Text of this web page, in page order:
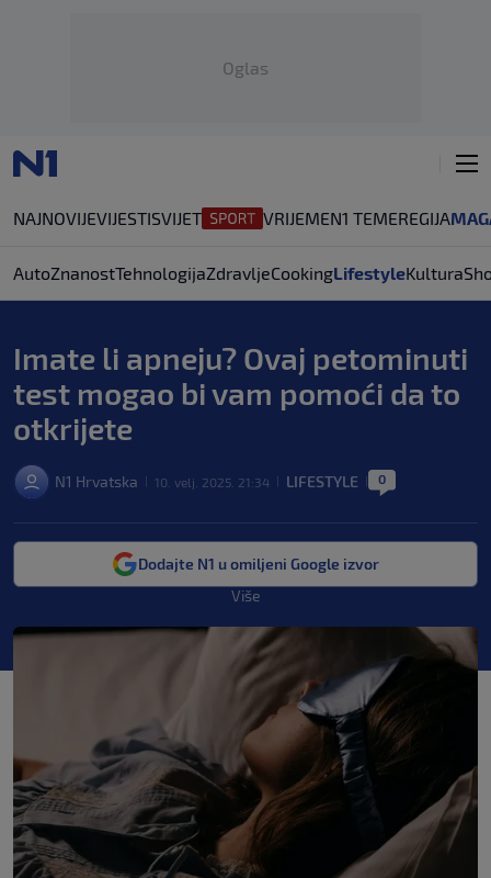
Oglas
NAJNOVIJEVIJESTISVIJET VRIJEMEN1 TEMEREGIJA
AutoZnanostTehnologijaZdravljeCookingLifestyleKultura
Imate li apneju? Ovaj petominuti
test mogao bi vam pomoći da to
otkrijete
N1 Hrvatska 10. velj. 2025. 21:34 LIFESTYLE 0
Dodajte N1 u omiljeni Google izvor
Više